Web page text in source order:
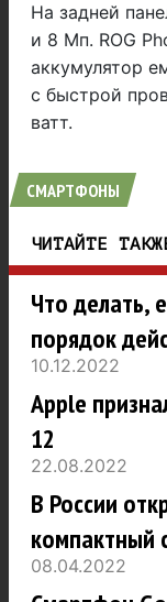
На задней
и 8 Мп. ROG
аккумулятор
с быстрой
ватт.
СМАРТФОНЫ
ЧИТАЙТЕ
Что делать,
порядок
10.12.2022
Apple
12
22.08.2022
В России
компактный
08.04.2022